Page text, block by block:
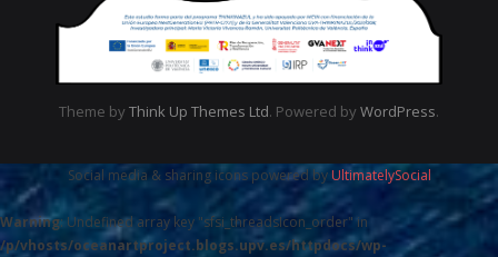
Theme by Think Up Themes Ltd. Powered by WordPress.
Social media & sharing icons powered by UltimatelySocial
Warning: Undefined array key "sfsi_threadsIcon_order" in
/p/vhosts/oceanartproject.blogs.upv.es/httpdocs/wp-